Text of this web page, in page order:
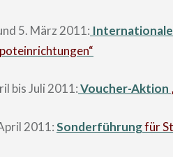
5. März 2011:
bis Juli 2011:Voucher-Aktion
2011:Sonderführungfür